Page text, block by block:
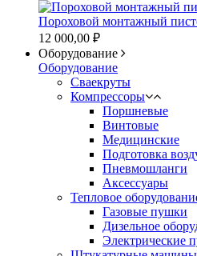
Пороховой монтажный
12 000,00 ₽
Оборудование
Оборудование
Сваекруты
Компрессоры
Поршневые
Винтовые
Медицинские
Подготовка
Пневмошланги
Аксессуары
Тепловое
Газовые пушки
Дизельное
Электрические